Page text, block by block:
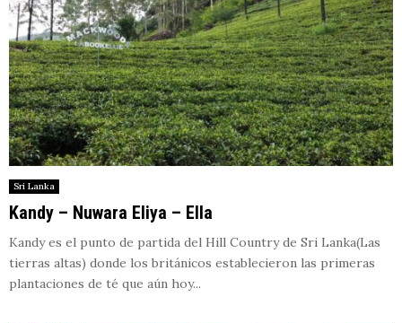
Sri Lanka
Kandy – Nuwara Eliya – Ella
Kandy es el punto de partida del Hill Country de Sri Lanka(Las
tierras altas) donde los británicos establecieron las primeras
plantaciones de té que aún hoy...